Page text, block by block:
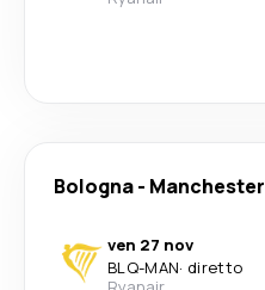
Bologna- Manchester
ven 27 nov
BLQ-MAN· diretto